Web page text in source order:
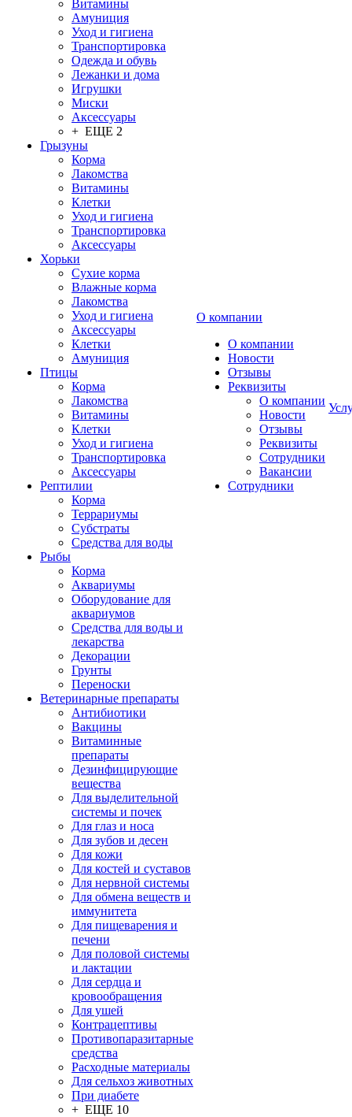
Витамины
Амуниция
Уход и гигиена
Транспортировка
Одежда и обувь
Лежанки и дома
Игрушки
Миски
Аксессуары
+ ЕЩЕ 2
Грызуны
Корма
Лакомства
Витамины
Клетки
Уход и гигиена
Транспортировка
Аксессуары
Хорьки
Сухие корма
Влажные корма
Лакомства
Уход и гигиена
Аксессуары
Клетки
Амуниция
Птицы
Корма
Лакомства
Витамины
Клетки
Уход и гигиена
Транспортировка
Аксессуары
Рептилии
Корма
Террариумы
Субстраты
Средства для воды
Рыбы
Корма
Аквариумы
Оборудование для
аквариумов
Средства для воды и
лекарства
Декорации
Грунты
Переноски
Ветеринарные препараты
Антибиотики
Вакцины
Витаминные
препараты
Дезинфицирующие
вещества
Для выделительной
системы и почек
Для глаз и носа
Для зубов и десен
Для кожи
Для костей и суставов
Для нервной системы
Для обмена веществ и
иммунитета
Для пищеварения и
печени
Для половой системы
и лактации
Для сердца и
кровообращения
Для ушей
Контрацептивы
Противопаразитарные
средства
Расходные материалы
Для сельхоз животных
При диабете
+ ЕЩЕ 10
О компании
О компании
Новости
Отзывы
Реквизиты
О компании
Новости
Отзывы
Реквизиты
Сотрудники
Вакансии
Сотрудники